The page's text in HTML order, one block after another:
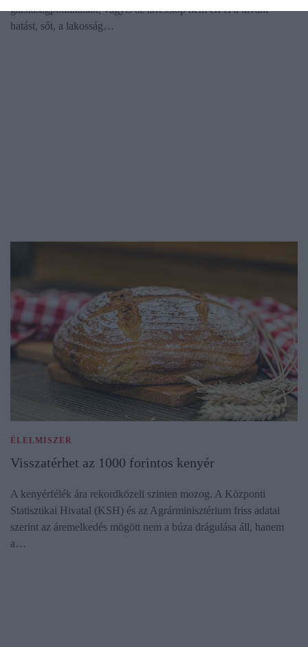
gazdaságpolitikának, vagyis az árrésstop nem éri el a kívánt
hatást, sőt, a lakosság…
ÉLELMISZER
Visszatérhet az 1000 forintos kenyér
A kenyérfélék ára rekordközeli szinten mozog. A Központi
Statisztikai Hivatal (KSH) és az Agrárminisztérium friss adatai
szerint az áremelkedés mögött nem a búza drágulása áll, hanem
a…